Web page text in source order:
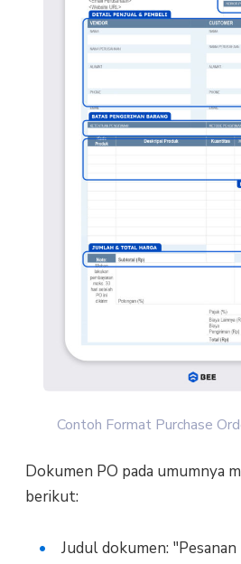
Contoh Format Purchase
Dokumen PO pada umumnya
berikut:
Judul dokumen: